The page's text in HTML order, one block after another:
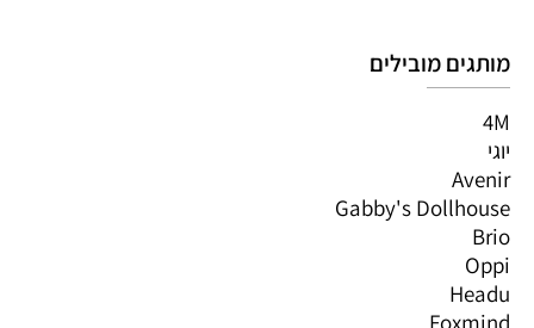
מותגים מובילים
4M
יוגי
Avenir
Gabby's Dollhouse
Brio
Oppi
Headu